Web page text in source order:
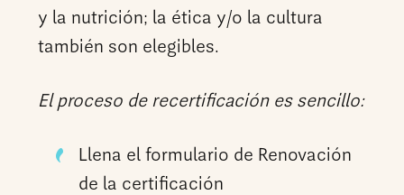
y la nutrición; la ética y/o la cultura
también son elegibles.
El proceso de recertificación es sencillo:
Llena el formulario de Renovación
de la certificación